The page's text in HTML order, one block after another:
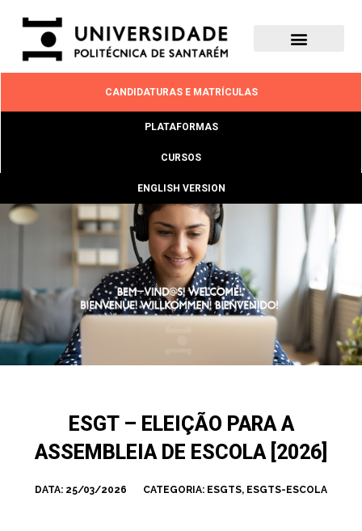
CANDIDATURAS E MATRÍCULAS
PLATAFORMAS
CURSOS
ENGLISH VERSION
ESGT – ELEIÇÃO PARA A
ASSEMBLEIA DE ESCOLA [2026]
DATA: 25/03/2026 CATEGORIA: ESGTS, ESGTS-ESCOLA